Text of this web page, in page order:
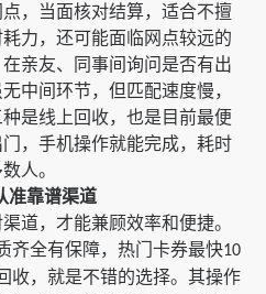
，当面核对结算，适合不擅
力，还可能面临网点较远的
亲友、同事间询问是否有出
中间环节，但匹配速度慢，
是线上回收，也是目前最便
，手机操作就能完成，耗时
人。
准靠谱渠道
道，才能兼顾效率和便捷。
齐全有保障，热门卡券最快10
收，就是不错的选择。其操作